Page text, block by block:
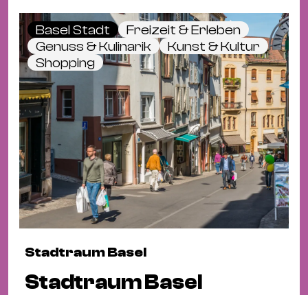
Basel Stadt
Freizeit & Erleben
Genuss & Kulinarik
Kunst & Kultur
Shopping
Stadtraum Basel
Stadtraum Basel